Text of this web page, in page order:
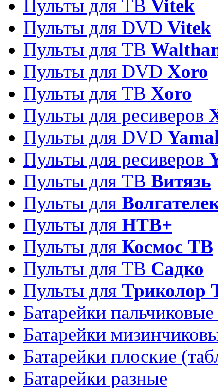
Пульты для ТВ Vitek
Пульты для DVD Vitek
Пульты для ТВ
Пульты для DVD Xoro
Пульты для ТВ Xoro
Пульты для ресиверов
Пульты для DVD
Пульты для ресиверов
Пульты для ТВ Витязь
Пульты для
Пульты для НТВ+
Пульты для Космос ТВ
Пульты для ТВ Садко
Пульты для Триколор
Батарейки
Батарейки
Батарейки плоские
Батарейки разные